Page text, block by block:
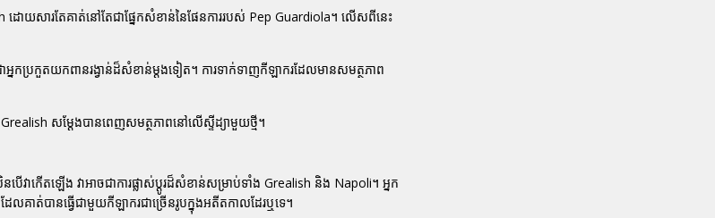
យសារតែគាត់នៅតែជាផ្នែកសំខាន់នៃផែនការរបស់ Pep Guardiola។ លើសពីនេះ
កប្រកួតយកពានរង្វាន់ដ៏សំខាន់ម្ដងទៀត។ ការទាក់ទាញកីឡាករដែលមានសមត្ថភាព
Grealish សម្ដែងបានពេញសមត្ថភាពនៅលើស្ទីដ្យាមួយថ្មី។
នបើវាកើតឡើង វាអាចជាការផ្លាស់ប្ដូរដ៏សំខាន់សម្រាប់ទាំង Grealish និង Napoli។ អ្នក
គាត់បានធ្វើជាមួយកីឡាករជាច្រើនរូបក្នុងអតីតកាលដែរឬទេ។